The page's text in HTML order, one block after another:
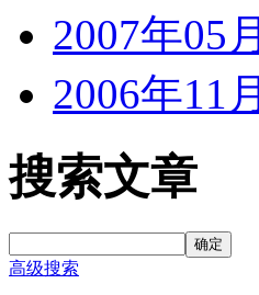
2007年05月
2006年11月
搜索文章
确定
高级搜索